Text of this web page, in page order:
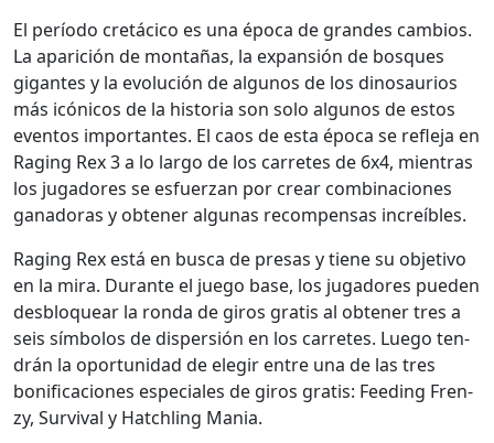
El perío­do cretá­ci­co es una época de grandes cam­bios.
La apari­ción de mon­tañas, la expan­sión de bosques
gigantes y la evolu­ción de algunos de los dinosaurios
más icóni­cos de la his­to­ria son solo algunos de estos
even­tos impor­tantes. El caos de esta época se refle­ja en
Rag­ing Rex 3 a lo largo de los car­retes de 6x4, mien­tras
los jugadores se esfuerzan por crear com­bi­na­ciones
ganado­ras y obten­er algu­nas rec­om­pen­sas increíbles.
Rag­ing Rex está en bus­ca de pre­sas y tiene su obje­ti­vo
en la mira. Durante el juego base, los jugadores pueden
des­blo­quear la ron­da de giros gratis al obten­er tres a
seis sím­bo­los de dis­per­sión en los car­retes. Luego ten­
drán la opor­tu­nidad de ele­gir entre una de las tres
bonifi­ca­ciones espe­ciales de giros gratis: Feed­ing Fren­
zy, Sur­vival y Hatch­ling Mania.